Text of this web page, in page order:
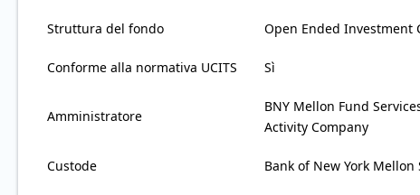
Struttura del fondo Open Ended Investment
Conforme alla normativa UCITS Sì
Amministratore
BNY Mellon Fund
Activity Company
Custode Bank of New York